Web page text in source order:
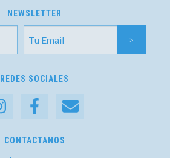
NEWSLETTER
REDES SOCIALES
CONTACTANOS